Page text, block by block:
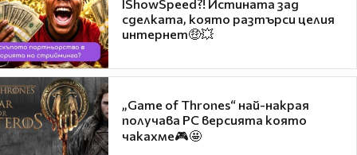
IShowSpeed?! Истината зад
сделката, която разтърси целия
интернет🤑💥
„Game of Thrones“ най-накрая
получава PC версията която
чакахме🎮🤩